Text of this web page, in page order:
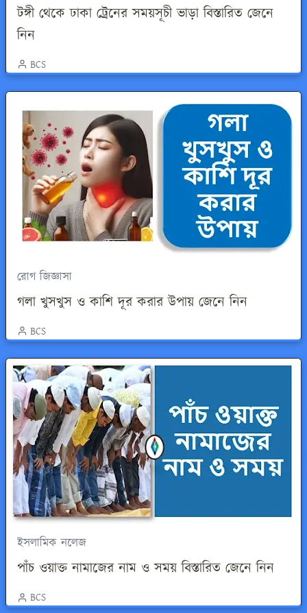
টঙ্গী থেকে ঢাকা ট্রেনের সময়সূচী ভাড়া বিস্তারিত জেনে
নিন
BCS
রোগ জিজ্ঞাসা
গলা খুসখুস ও কাশি দূর করার উপায় জেনে নিন
BCS
ইসলামিক নলেজ
পাঁচ ওয়াক্ত নামাজের নাম ও সময় বিস্তারিত জেনে নিন
BCS